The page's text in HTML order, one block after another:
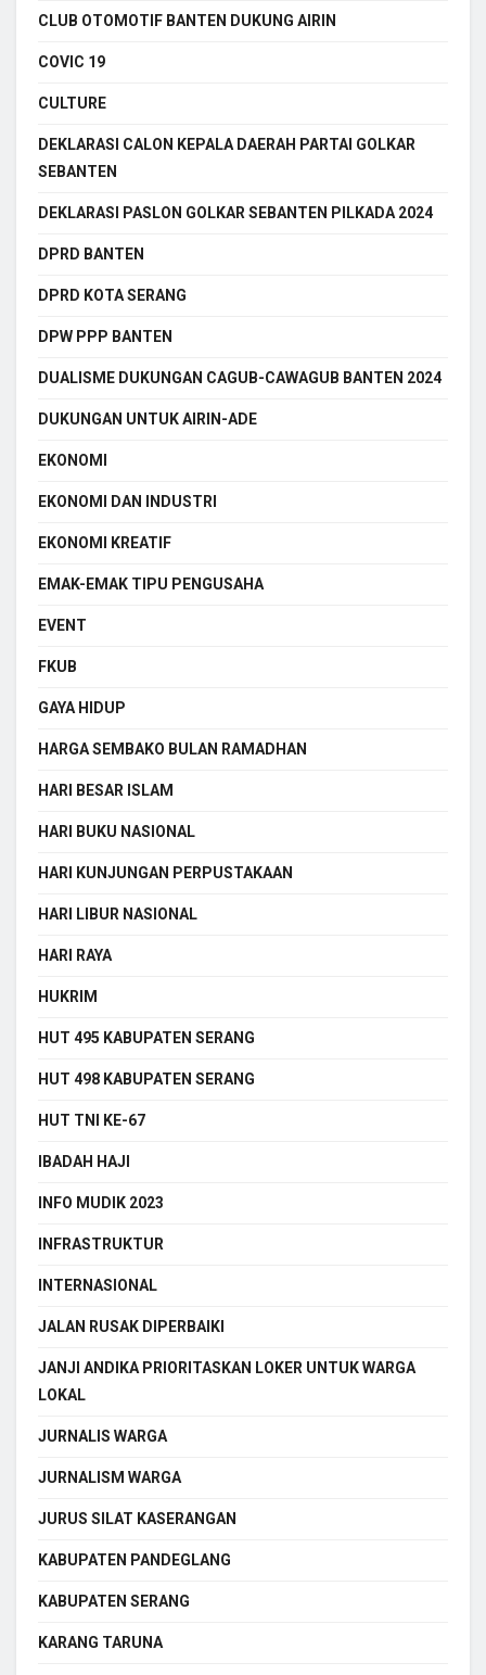
CLUB OTOMOTIF BANTEN DUKUNG AIRIN
COVIC 19
CULTURE
DEKLARASI CALON KEPALA DAERAH PARTAI GOLKAR
SEBANTEN
DEKLARASI PASLON GOLKAR SEBANTEN PILKADA 2024
DPRD BANTEN
DPRD KOTA SERANG
DPW PPP BANTEN
DUALISME DUKUNGAN CAGUB-CAWAGUB BANTEN 2024
DUKUNGAN UNTUK AIRIN-ADE
EKONOMI
EKONOMI DAN INDUSTRI
EKONOMI KREATIF
EMAK-EMAK TIPU PENGUSAHA
EVENT
FKUB
GAYA HIDUP
HARGA SEMBAKO BULAN RAMADHAN
HARI BESAR ISLAM
HARI BUKU NASIONAL
HARI KUNJUNGAN PERPUSTAKAAN
HARI LIBUR NASIONAL
HARI RAYA
HUKRIM
HUT 495 KABUPATEN SERANG
HUT 498 KABUPATEN SERANG
HUT TNI KE-67
IBADAH HAJI
INFO MUDIK 2023
INFRASTRUKTUR
INTERNASIONAL
JALAN RUSAK DIPERBAIKI
JANJI ANDIKA PRIORITASKAN LOKER UNTUK WARGA
LOKAL
JURNALIS WARGA
JURNALISM WARGA
JURUS SILAT KASERANGAN
KABUPATEN PANDEGLANG
KABUPATEN SERANG
KARANG TARUNA